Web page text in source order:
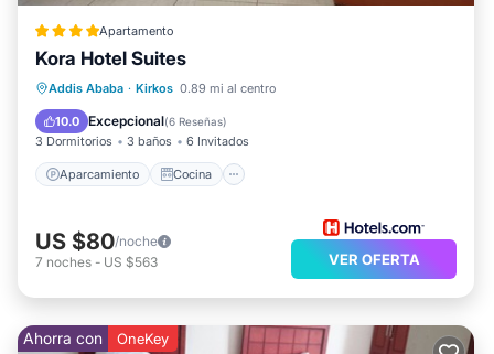
Apartamento
Kora Hotel Suites
Addis Ababa · Kirkos 0.89 mi al centro
10.0 Excepcional(6 Reseñas)
3 Dormitorios 3 baños 6 Invitados
Aparcamiento Cocina
Aparcamiento Cocina
Apto para niños
US $80/noche
7 noches - US $563 VER OFERTA
Ahorra con OneKey